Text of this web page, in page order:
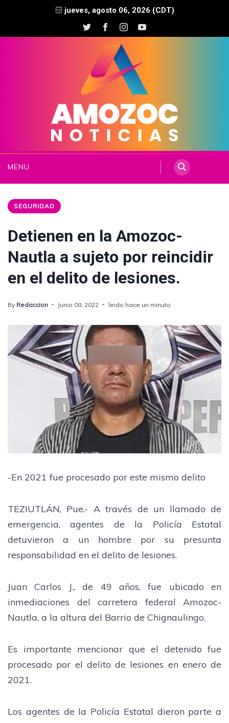
jueves, agosto 06, 2026 (CDT)
MENU
SEGURIDAD
Detienen en la Amozoc-
Nautla a sujeto por reincidir
en el delito de lesiones.
By Redaccion Junio 08, 2022 leido hace un minuto
-En 2021 fue procesado por este mismo delito
TEZIUTLÁN, Pue.- A través de un llamado de
emergencia, agentes de la Policía Estatal
detuvieron a un hombre por su presunta
responsabilidad en el delito de lesiones.
Juan Carlos J., de 49 años, fue ubicado en
inmediaciones del carretera federal Amozoc-
Nautla, a la altura del Barrio de Chignaulingo.
Es importante mencionar que el detenido fue
procesado por el delito de lesiones en enero de
2021.
Los agentes de la Policía Estatal dieron parte a